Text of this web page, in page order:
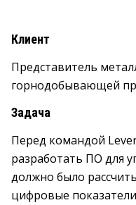
Клиент
Представитель
горнодобывающей
Задача
Перед командой
разработать ПО для
должно было
цифровые